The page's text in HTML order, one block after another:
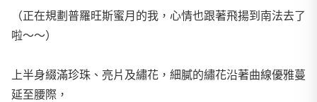
（正在規劃普羅旺斯蜜月的我，心情也跟著飛揚到南法去了
啦～～）
上半身綴滿珍珠、亮片及繡花，細膩的繡花沿著曲線優雅蔓
延至腰際，